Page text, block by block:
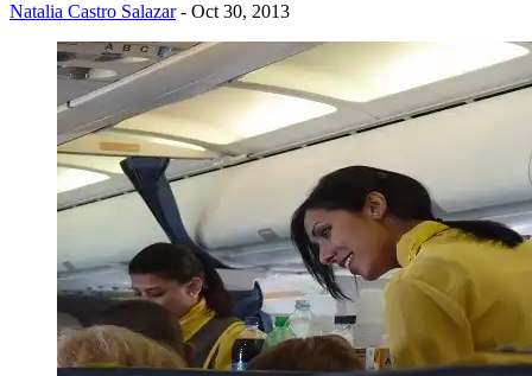
Natalia Castro Salazar - Oct 30, 2013